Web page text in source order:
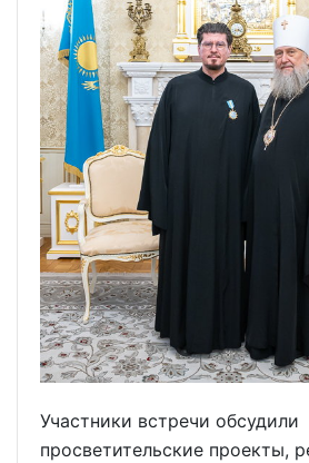
Участники встречи обсудили
просветительские проекты,